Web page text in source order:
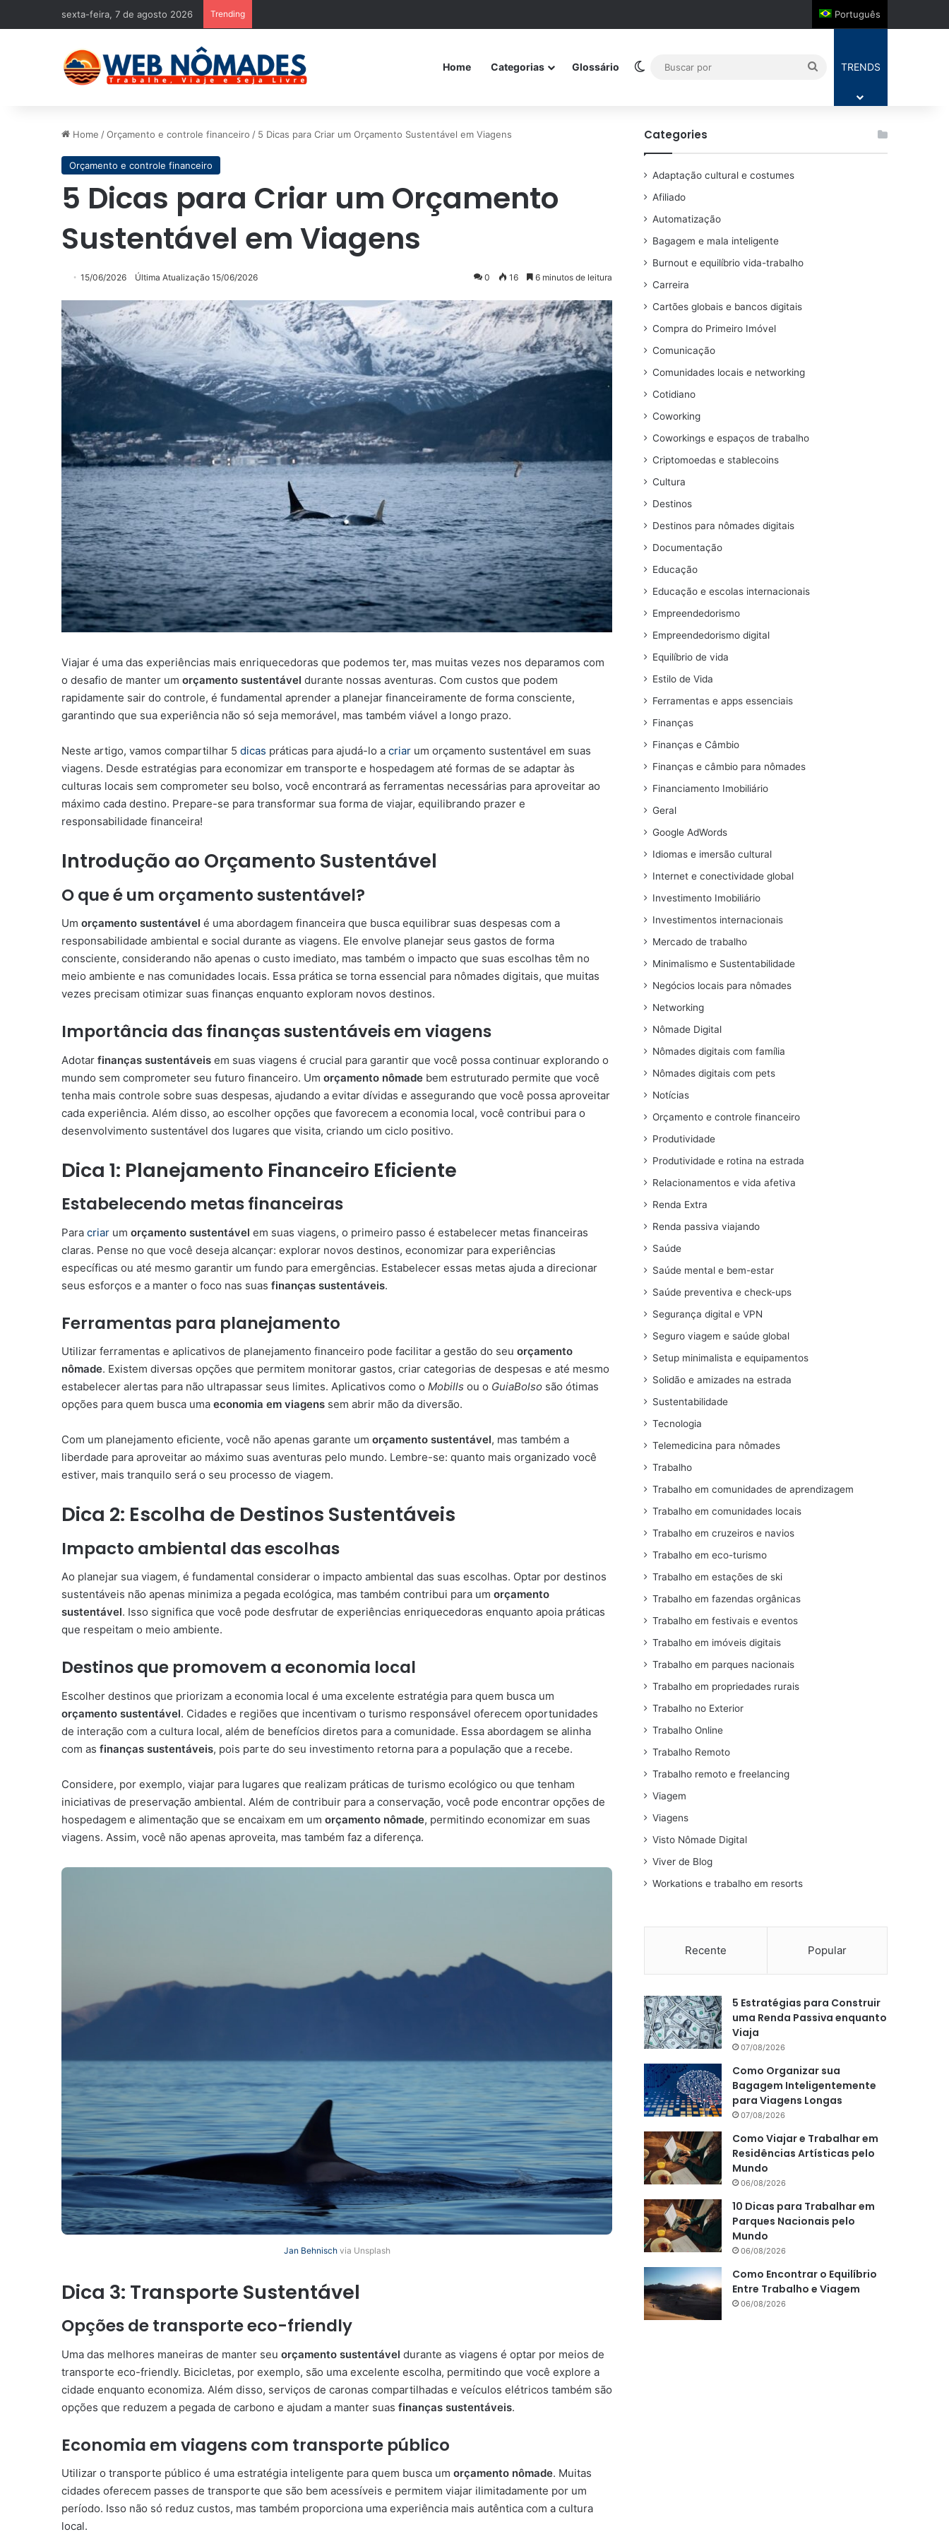
sexta-feira, 7 de agosto 2026 Trending Português
Home Categorias Glossário Switch skin
BuscarTRENDS
Home /Orçamento e controle financeiro / 5 Dicas para Criar um Orçamento Sustentável em Viagens
Orçamento e controle financeiro
5 Dicas para Criar um Orçamento
Sustentável em Viagens
15/06/2026 Última Atualização 15/06/2026 0 16 6 minutos de leitura
Viajar é uma das experiências mais enriquecedoras que podemos ter, mas muitas vezes nos deparamos com
o desafio de manter um orçamento sustentável durante nossas aventuras. Com custos que podem
rapidamente sair do controle, é fundamental aprender a planejar financeiramente de forma consciente,
garantindo que sua experiência não só seja memorável, mas também viável a longo prazo.
Neste artigo, vamos compartilhar 5 dicas práticas para ajudá-lo a criar um orçamento sustentável em suas
viagens. Desde estratégias para economizar em transporte e hospedagem até formas de se adaptar às
culturas locais sem comprometer seu bolso, você encontrará as ferramentas necessárias para aproveitar ao
máximo cada destino. Prepare-se para transformar sua forma de viajar, equilibrando prazer e
responsabilidade financeira!
Introdução ao Orçamento Sustentável
O que é um orçamento sustentável?
Um orçamento sustentável é uma abordagem financeira que busca equilibrar suas despesas com a
responsabilidade ambiental e social durante as viagens. Ele envolve planejar seus gastos de forma
consciente, considerando não apenas o custo imediato, mas também o impacto que suas escolhas têm no
meio ambiente e nas comunidades locais. Essa prática se torna essencial para nômades digitais, que muitas
vezes precisam otimizar suas finanças enquanto exploram novos destinos.
Importância das finanças sustentáveis em viagens
Adotar finanças sustentáveis em suas viagens é crucial para garantir que você possa continuar explorando o
mundo sem comprometer seu futuro financeiro. Um orçamento nômade bem estruturado permite que você
tenha mais controle sobre suas despesas, ajudando a evitar dívidas e assegurando que você possa aproveitar
cada experiência. Além disso, ao escolher opções que favorecem a economia local, você contribui para o
desenvolvimento sustentável dos lugares que visita, criando um ciclo positivo.
Dica 1: Planejamento Financeiro Eficiente
Estabelecendo metas financeiras
Para criar um orçamento sustentável em suas viagens, o primeiro passo é estabelecer metas financeiras
claras. Pense no que você deseja alcançar: explorar novos destinos, economizar para experiências
específicas ou até mesmo garantir um fundo para emergências. Estabelecer essas metas ajuda a direcionar
seus esforços e a manter o foco nas suas finanças sustentáveis.
Ferramentas para planejamento
Utilizar ferramentas e aplicativos de planejamento financeiro pode facilitar a gestão do seu orçamento
nômade. Existem diversas opções que permitem monitorar gastos, criar categorias de despesas e até mesmo
estabelecer alertas para não ultrapassar seus limites. Aplicativos como o Mobills ou o GuiaBolso são ótimas
opções para quem busca uma economia em viagens sem abrir mão da diversão.
Com um planejamento eficiente, você não apenas garante um orçamento sustentável, mas também a
liberdade para aproveitar ao máximo suas aventuras pelo mundo. Lembre-se: quanto mais organizado você
estiver, mais tranquilo será o seu processo de viagem.
Dica 2: Escolha de Destinos Sustentáveis
Impacto ambiental das escolhas
Ao planejar sua viagem, é fundamental considerar o impacto ambiental das suas escolhas. Optar por destinos
sustentáveis não apenas minimiza a pegada ecológica, mas também contribui para um orçamento
sustentável. Isso significa que você pode desfrutar de experiências enriquecedoras enquanto apoia práticas
que respeitam o meio ambiente.
Destinos que promovem a economia local
Escolher destinos que priorizam a economia local é uma excelente estratégia para quem busca um
orçamento sustentável. Cidades e regiões que incentivam o turismo responsável oferecem oportunidades
de interação com a cultura local, além de benefícios diretos para a comunidade. Essa abordagem se alinha
com as finanças sustentáveis, pois parte do seu investimento retorna para a população que a recebe.
Considere, por exemplo, viajar para lugares que realizam práticas de turismo ecológico ou que tenham
iniciativas de preservação ambiental. Além de contribuir para a conservação, você pode encontrar opções de
hospedagem e alimentação que se encaixam em um orçamento nômade, permitindo economizar em suas
viagens. Assim, você não apenas aproveita, mas também faz a diferença.
Jan Behnischvia Unsplash
Dica 3: Transporte Sustentável
Opções de transporte eco-friendly
Uma das melhores maneiras de manter seu orçamento sustentável durante as viagens é optar por meios de
transporte eco-friendly. Bicicletas, por exemplo, são uma excelente escolha, permitindo que você explore a
cidade enquanto economiza. Além disso, serviços de caronas compartilhadas e veículos elétricos também são
opções que reduzem a pegada de carbono e ajudam a manter suas finanças sustentáveis.
Economia em viagens com transporte público
Utilizar o transporte público é uma estratégia inteligente para quem busca um orçamento nômade. Muitas
cidades oferecem passes de transporte que são bem acessíveis e permitem viajar ilimitadamente por um
período. Isso não só reduz custos, mas também proporciona uma experiência mais autêntica com a cultura
local.
Categories
Adaptação cultural e costumes
Afiliado
Automatização
Bagagem e mala inteligente
Burnout e equilíbrio vida-trabalho
Carreira
Cartões globais e bancos digitais
Compra do Primeiro Imóvel
Comunicação
Comunidades locais e networking
Cotidiano
Coworking
Coworkings e espaços de trabalho
Criptomoedas e stablecoins
Cultura
Destinos
Destinos para nômades digitais
Documentação
Educação
Educação e escolas internacionais
Empreendedorismo
Empreendedorismo digital
Equilíbrio de vida
Estilo de Vida
Ferramentas e apps essenciais
Finanças
Finanças e Câmbio
Finanças e câmbio para nômades
Financiamento Imobiliário
Geral
Google AdWords
Idiomas e imersão cultural
Internet e conectividade global
Investimento Imobiliário
Investimentos internacionais
Mercado de trabalho
Minimalismo e Sustentabilidade
Negócios locais para nômades
Networking
Nômade Digital
Nômades digitais com família
Nômades digitais com pets
Notícias
Orçamento e controle financeiro
Produtividade
Produtividade e rotina na estrada
Relacionamentos e vida afetiva
Renda Extra
Renda passiva viajando
Saúde
Saúde mental e bem-estar
Saúde preventiva e check-ups
Segurança digital e VPN
Seguro viagem e saúde global
Setup minimalista e equipamentos
Solidão e amizades na estrada
Sustentabilidade
Tecnologia
Telemedicina para nômades
Trabalho
Trabalho em comunidades de aprendizagem
Trabalho em comunidades locais
Trabalho em cruzeiros e navios
Trabalho em eco-turismo
Trabalho em estações de ski
Trabalho em fazendas orgânicas
Trabalho em festivais e eventos
Trabalho em imóveis digitais
Trabalho em parques nacionais
Trabalho em propriedades rurais
Trabalho no Exterior
Trabalho Online
Trabalho Remoto
Trabalho remoto e freelancing
Viagem
Viagens
Visto Nômade Digital
Viver de Blog
Workations e trabalho em resorts
Recente Popular
5 Estratégias para Construir
uma Renda Passiva enquanto
Viaja
07/08/2026
Como Organizar sua
Bagagem Inteligentemente
para Viagens Longas
07/08/2026
Como Viajar e Trabalhar em
Residências Artísticas pelo
Mundo
06/08/2026
10 Dicas para Trabalhar em
Parques Nacionais pelo
Mundo
06/08/2026
Como Encontrar o Equilíbrio
Entre Trabalho e Viagem
06/08/2026